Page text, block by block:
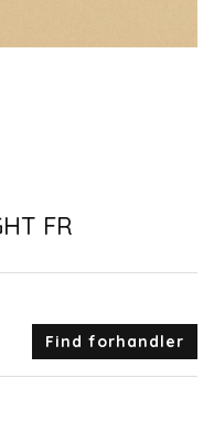
FR
Find forhandler